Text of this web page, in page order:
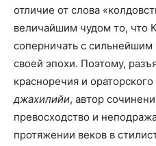
отличие от слова
величайшим чудом то, что
соперничать с
своей эпохи. Поэтому,
красноречия и ораторского
джахилийи, автор
превосходство и
протяжении веков в